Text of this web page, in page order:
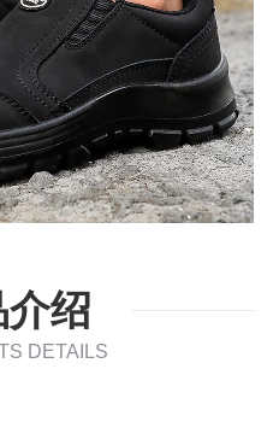
介绍
DETAILS